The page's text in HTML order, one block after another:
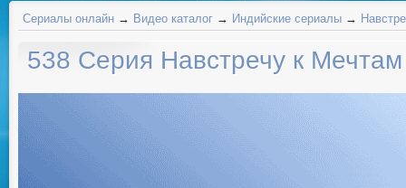
Сериалы онлайн → Видео каталог → Индийские сериалы →
538 Серия Навстречу к Мечтам